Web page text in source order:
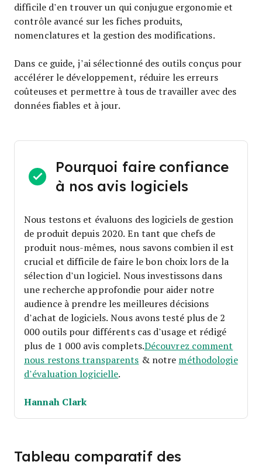
difficile d’en trouver un qui conjugue ergonomie et
contrôle avancé sur les fiches produits,
nomenclatures et la gestion des modifications.
Dans ce guide, j’ai sélectionné des outils conçus pour
accélérer le développement, réduire les erreurs
coûteuses et permettre à tous de travailler avec des
données fiables et à jour.
Pourquoi faire confiance
à nos avis logiciels
Nous testons et évaluons des logiciels de gestion
de produit depuis 2020. En tant que chefs de
produit nous-mêmes, nous savons combien il est
crucial et difficile de faire le bon choix lors de la
sélection d’un logiciel. Nous investissons dans
une recherche approfondie pour aider notre
audience à prendre les meilleures décisions
d’achat de logiciels. Nous avons testé plus de 2
000 outils pour différents cas d’usage et rédigé
plus de 1 000 avis complets.Découvrez comment
nous restons transparents & notre méthodologie
d’évaluation logicielle.
Hannah Clark
Tableau comparatif des